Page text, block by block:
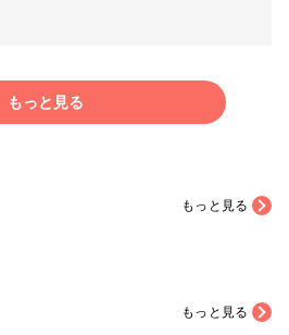
もっと見る
もっと見る
もっと見る